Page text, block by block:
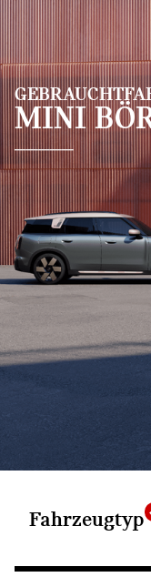
Zum Hauptinhalt
MINI
Fahrzeugtyp